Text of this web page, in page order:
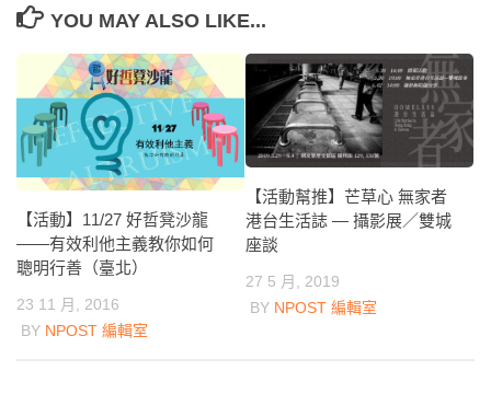
YOU MAY ALSO LIKE...
【活動】11/27 好哲凳沙龍
——有效利他主義教你如何
聰明行善（臺北）
23 11 月, 2016
BY NPOST 編輯室
【活動幫推】芒草心 無家者
港台生活誌 — 攝影展／雙城
座談
27 5 月, 2019
BY NPOST 編輯室